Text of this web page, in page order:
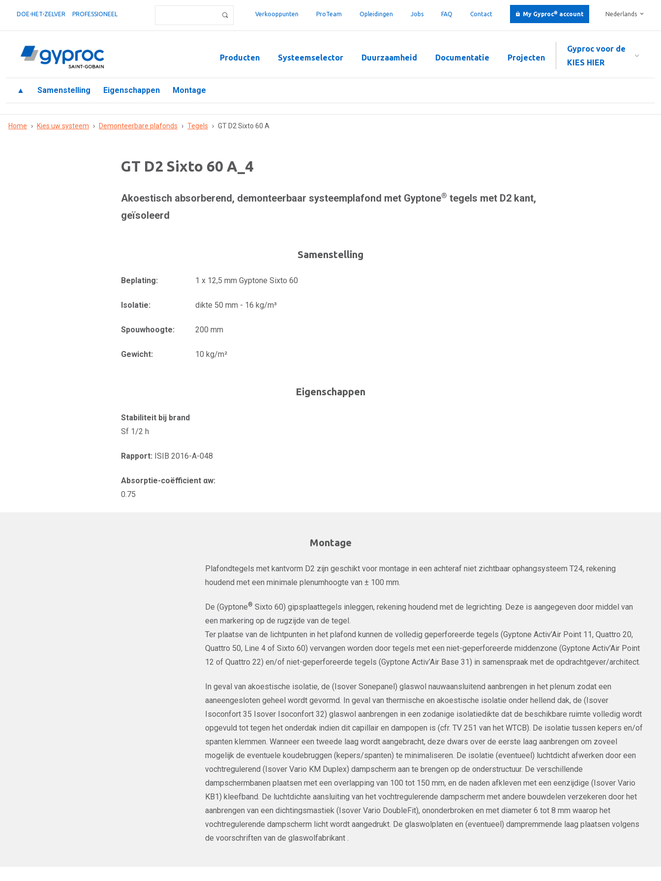
DOE-HET-ZELVER PROFESSIONEEL Nederlands
Verkooppunten ProTeam Opleidingen Jobs FAQ Contact My Gyproc® account
Gyproc voor de
KIES HIER
Producten Systeemselector Duurzaamheid Documentatie Projecten
▲ Samenstelling Eigenschappen Montage
Home › Kies uw systeem › Demonteerbare plafonds › Tegels › GT D2 Sixto 60 A
GT D2 Sixto 60 A_4
Akoestisch absorberend, demonteerbaar systeemplafond met Gyptone® tegels met D2 kant,
geïsoleerd
Samenstelling
Beplating: 1 x 12,5 mm Gyptone Sixto 60
Isolatie: dikte 50 mm - 16 kg/m³
Spouwhoogte: 200 mm
Gewicht: 10 kg/m²
Eigenschappen
Stabiliteit bij brand
Sf 1/2 h
Rapport: ISIB 2016-A-048
Absorptie-coëfficient αw:
0.75
Montage
Plafondtegels met kantvorm D2 zijn geschikt voor montage in een achteraf niet zichtbaar ophangsysteem T24, rekening
houdend met een minimale plenumhoogte van ± 100 mm.
De (Gyptone® Sixto 60) gipsplaattegels inleggen, rekening houdend met de legrichting. Deze is aangegeven door middel van
een markering op de rugzijde van de tegel.
Ter plaatse van de lichtpunten in het plafond kunnen de volledig geperforeerde tegels (Gyptone Activ’Air Point 11, Quattro 20,
Quattro 50, Line 4 of Sixto 60) vervangen worden door tegels met een niet-geperforeerde middenzone (Gyptone Activ’Air Point
12 of Quattro 22) en/of niet-geperforeerde tegels (Gyptone Activ’Air Base 31) in samenspraak met de opdrachtgever/architect.
In geval van akoestische isolatie, de (Isover Sonepanel) glaswol nauwaansluitend aanbrengen in het plenum zodat een
aaneengesloten geheel wordt gevormd. In geval van thermische en akoestische isolatie onder hellend dak, de (Isover
Isoconfort 35 Isover Isoconfort 32) glaswol aanbrengen in een zodanige isolatiedikte dat de beschikbare ruimte volledig wordt
opgevuld tot tegen het onderdak indien dit capillair en dampopen is (cfr. TV 251 van het WTCB). De isolatie tussen kepers en/of
spanten klemmen. Wanneer een tweede laag wordt aangebracht, deze dwars over de eerste laag aanbrengen om zoveel
mogelijk de eventuele koudebruggen (kepers/spanten) te minimaliseren. De isolatie (eventueel) luchtdicht afwerken door een
vochtregulerend (Isover Vario KM Duplex) dampscherm aan te brengen op de onderstructuur. De verschillende
dampschermbanen plaatsen met een overlapping van 100 tot 150 mm, en de naden afkleven met een eenzijdige (Isover Vario
KB1) kleefband. De luchtdichte aansluiting van het vochtregulerende dampscherm met andere bouwdelen verzekeren door het
aanbrengen van een dichtingsmastiek (Isover Vario DoubleFit), ononderbroken en met diameter 6 tot 8 mm waarop het
vochtregulerende dampscherm licht wordt aangedrukt. De glaswolplaten en (eventueel) dampremmende laag plaatsen volgens
de voorschriften van de glaswolfabrikant .